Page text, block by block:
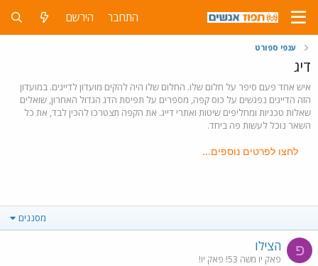
התחבר הירשם
ענפי ספורט
דיג
איש אחד פעם סיפר על חלום שלו. החלום שלו היה להקים מועדון לדייגים. במועדון
הזה הדייגים נפגשים על כוס קפה, מספרים על תפיסת הדג הגדול האחרון, שואלים
שאלות טכניות ומחליפים שיטות ואתרי דייג. את הקפה תצטרכו להכין לבד, את כל
השאר נוכל לעשות פה ביחד.
לחצו לפרטים נוספים...
מסננים
פ הצילו
פאק יו משה 53! פאק יו!